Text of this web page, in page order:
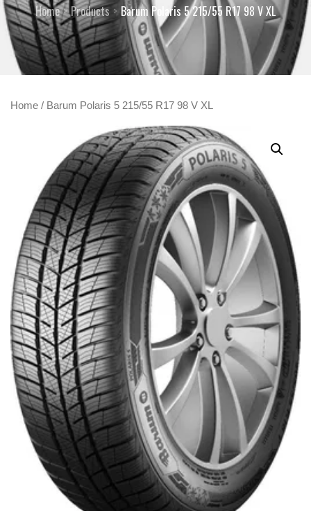
Home Products Barum Polaris 5 215/55 R17 98 V XL
Home / Barum Polaris 5 215/55 R17 98 V XL